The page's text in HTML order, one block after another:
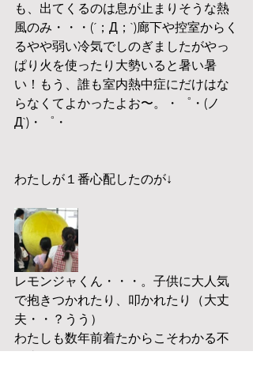
も、出てくるのは息が止まりそうな熱
風のみ・・・(´；Д；`)廊下や控室からく
るやや弱い冷気でしのぎましたがやっ
ぱり火を使ったり大勢いると暑い暑
い！もう、誰も室内熱中症にだけはな
らなくてよかったよお〜。・゜・(ノ
Д`)・゜・
わたしが１番心配したのが↓
レモンジャくん・・・。子供に大人気
で抱きつかれたり、叩かれたり（大丈
夫・・？うう）
わたしも数年前着たからこそわかる不